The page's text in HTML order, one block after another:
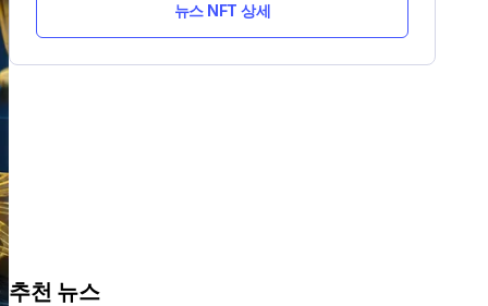
뉴스 NFT 상세
추천 뉴스